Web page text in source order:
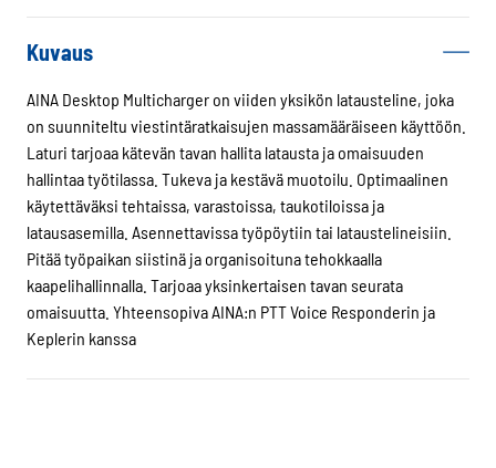
määrä
Kuvaus
AINA Desktop Multicharger on viiden yksikön latausteline, joka
on suunniteltu viestintäratkaisujen massamääräiseen käyttöön.
Laturi tarjoaa kätevän tavan hallita latausta ja omaisuuden
hallintaa työtilassa. Tukeva ja kestävä muotoilu. Optimaalinen
käytettäväksi tehtaissa, varastoissa, taukotiloissa ja
latausasemilla. Asennettavissa työpöytiin tai lataustelineisiin.
Pitää työpaikan siistinä ja organisoituna tehokkaalla
kaapelihallinnalla. Tarjoaa yksinkertaisen tavan seurata
omaisuutta. Yhteensopiva AINA:n PTT Voice Responderin ja
Keplerin kanssa